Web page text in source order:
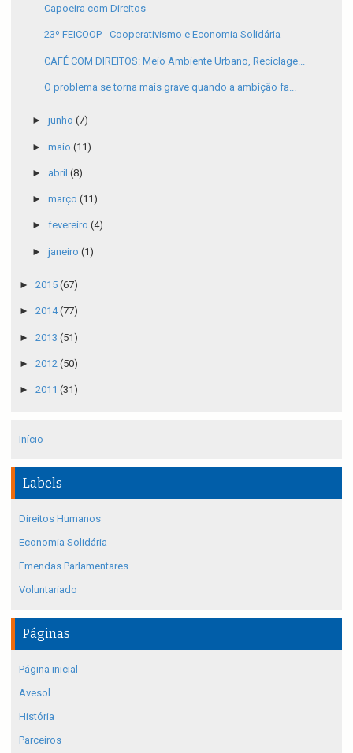
Capoeira com Direitos
23º FEICOOP - Cooperativismo e Economia Solidária
CAFÉ COM DIREITOS: Meio Ambiente Urbano, Reciclage...
O problema se torna mais grave quando a ambição fa...
► junho (7)
► maio (11)
► abril (8)
► março (11)
► fevereiro (4)
► janeiro (1)
► 2015 (67)
► 2014(77)
► 2013 (51)
► 2012 (50)
► 2011 (31)
Início
Labels
Direitos Humanos
Economia Solidária
Emendas Parlamentares
Voluntariado
Páginas
Página inicial
Avesol
História
Parceiros